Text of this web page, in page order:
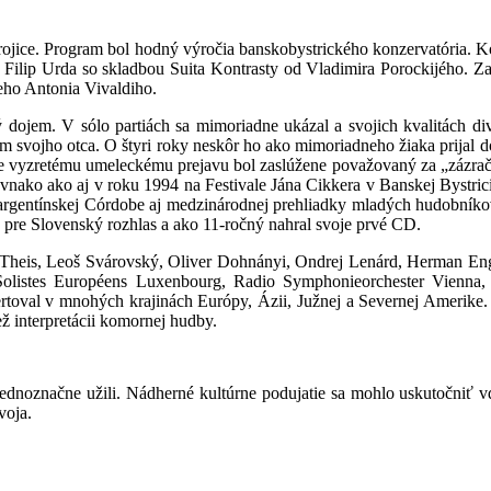
Program bol hodný výročia banskobystrického konzervatória.
Urda so skladbou Suita Kontrasty od Vladimira Porockijého.
Antonia Vivaldiho.
V sólo partiách sa mimoriadne ukázal a svojich kvalitách
svojho otca. O štyri roky neskôr ho ako mimoriadneho žiaka
umeleckému prejavu bol zaslúžene považovaný za
ako aj v roku 1994 na Festivale Jána Cikkera v Banskej
Córdobe aj medzinárodnej prehliadky mladých
Slovenský rozhlas a ako 11-ročný nahral svoje prvé CD.
Leoš Svárovský, Oliver Dohnányi, Ondrej Lenárd, Herman
Européens Luxenbourg, Radio Symphonieorchester
v mnohých krajinách Európy, Ázii, Južnej a Severnej
interpretácii komornej hudby.
užili. Nádherné kultúrne podujatie sa mohlo uskutočniť